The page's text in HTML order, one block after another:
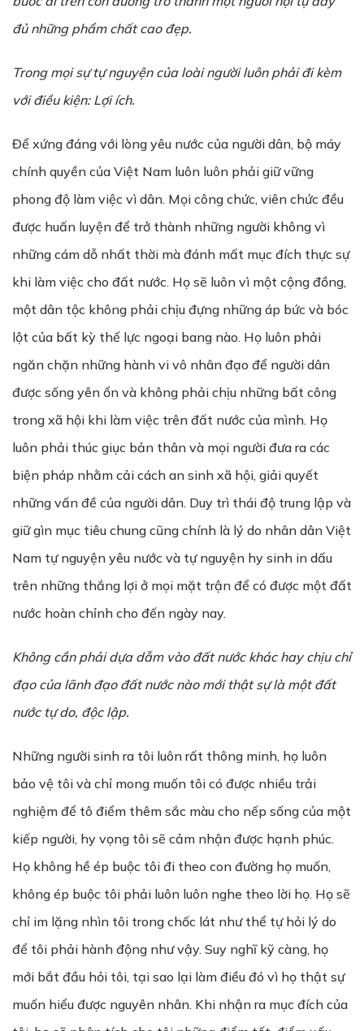
đủ những phẩm chất cao đẹp.
Trong mọi sự tự nguyện của loài người luôn phải đi kèm
với điều kiện: Lợi ích.
Để xứng đáng với lòng yêu nước của người dân, bộ máy
chính quyền của Việt Nam luôn luôn phải giữ vững
phong độ làm việc vì dân. Mọi công chức, viên chức đều
được huấn luyện để trở thành những người không vì
những cám dỗ nhất thời mà đánh mất mục đích thực sự
khi làm việc cho đất nước. Họ sẽ luôn vì một cộng đồng,
một dân tộc không phải chịu đựng những áp bức và bóc
lột của bất kỳ thế lực ngoại bang nào. Họ luôn phải
ngăn chặn những hành vi vô nhân đạo để người dân
được sống yên ổn và không phải chịu những bất công
trong xã hội khi làm việc trên đất nước của mình. Họ
luôn phải thúc giục bản thân và mọi người đưa ra các
biện pháp nhằm cải cách an sinh xã hội, giải quyết
những vấn đề của người dân. Duy trì thái độ trung lập và
giữ gìn mục tiêu chung cũng chính là lý do nhân dân Việt
Nam tự nguyện yêu nước và tự nguyện hy sinh in dấu
trên những thắng lợi ở mọi mặt trận để có được một đất
nước hoàn chỉnh cho đến ngày nay.
Không cần phải dựa dẫm vào đất nước khác hay chịu chỉ
đạo của lãnh đạo đất nước nào mới thật sự là một đất
nước tự do, độc lập.
Những người sinh ra tôi luôn rất thông minh, họ luôn
bảo vệ tôi và chỉ mong muốn tôi có được nhiều trải
nghiệm để tô điểm thêm sắc màu cho nếp sống của một
kiếp người, hy vọng tôi sẽ cảm nhận được hạnh phúc.
Họ không hề ép buộc tôi đi theo con đường họ muốn,
không ép buộc tôi phải luôn luôn nghe theo lời họ. Họ sẽ
chỉ im lặng nhìn tôi trong chốc lát như thể tự hỏi lý do
để tôi phải hành động như vậy. Suy nghĩ kỹ càng, họ
mới bắt đầu hỏi tôi, tại sao lại làm điều đó vì họ thật sự
muốn hiểu được nguyên nhân. Khi nhận ra mục đích của